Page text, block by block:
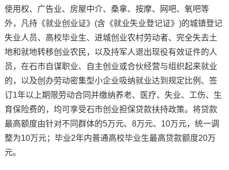
使用权、广告业、房屋中介、桑拿、按摩、网吧、氧吧等
外，凡持《就业创业证》(含《就业失业登记证》)的城镇登记
失业人员、高校毕业生、进城创业农村劳动者、完全失去土
地和就地转移创业农民，以及持军人退出现役有效证件的人
员，在石市自谋职业、自主创业或合伙经营与组织起来就业
的，以及创办劳动密集型小企业吸纳就业达到规定比例、签
订1年以上期限劳动合同并缴纳养老、医疗、失业、工伤、生
育保险费的，均可享受石市创业担保贷款扶持政策。将贷款
最高额度由针对不同群体的5万元、8万元、10万元，统一调
整为10万元；毕业2年内普通高校毕业生最高贷款额度20万
元。